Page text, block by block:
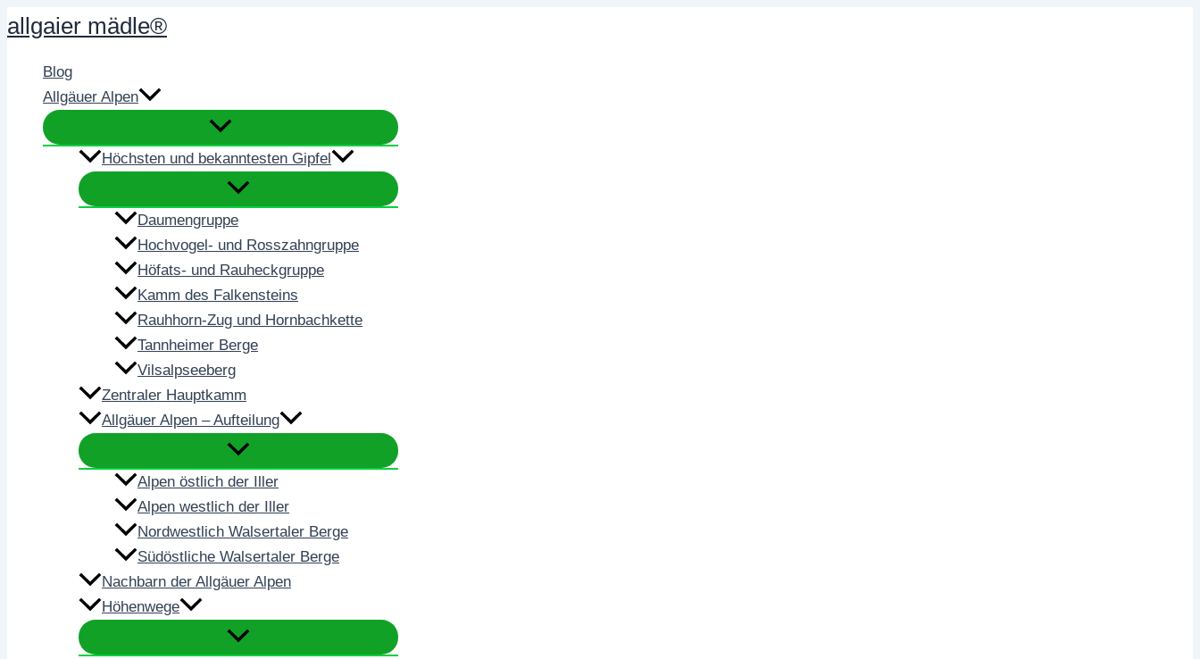
Zum
Inhalt
springen
allgaier mädle®
Blog
Allgäuer Alpen
Höchsten und bekanntesten Gipfel
Daumengruppe
Hochvogel- und Rosszahngruppe
Höfats- und Rauheckgruppe
Kamm des Falkensteins
Rauhhorn-Zug und Hornbachkette
Tannheimer Berge
Vilsalpseeberg
Zentraler Hauptkamm
Allgäuer Alpen – Aufteilung
Alpen östlich der Iller
Alpen westlich der Iller
Nordwestlich Walsertaler Berge
Südöstliche Walsertaler Berge
Nachbarn der Allgäuer Alpen
Höhenwege